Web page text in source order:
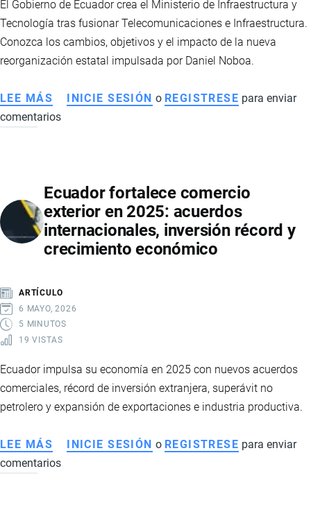
El Gobierno de Ecuador crea el Ministerio de Infraestructura y
Tecnología tras fusionar Telecomunicaciones e Infraestructura.
Conozca los cambios, objetivos y el impacto de la nueva
reorganización estatal impulsada por Daniel Noboa.
LEE MÁS SOBRE
ECUADOR
DE
INFRAESTRUCTURA
Y
TECNOLOGÍA:
LA
REFORMA
ESTATAL
DANIEL
INICIE SESIÓN o REGISTRESE para enviar
comentarios
Ecuador fortalece comercio
exterior en 2025: acuerdos
internacionales, inversión récord y
crecimiento económico
ARTÍCULO
6 MAYO, 2026
5 MINUTOS
19 VISTAS
Ecuador impulsa su economía en 2025 con nuevos acuerdos
comerciales, récord de inversión extranjera, superávit no
petrolero y expansión de exportaciones e industria productiva.
LEE MÁS SOBRE
ECUADOR
INICIE SESIÓN o REGISTRESE para enviar
comentarios